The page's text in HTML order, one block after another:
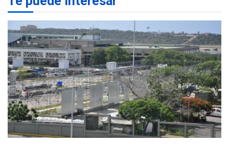
4
TITULARES
ÚLTIMA HORA
Gobierno y AN2015 en
nueva mesa de diálogo
INTERNACIONALES ÚLTIMA HORA
Hiroshima 81 años de la
debacle atómica. Japón
debate principios no
nucleares